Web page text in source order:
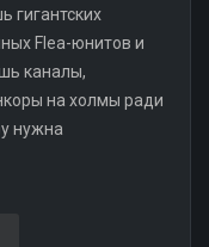
гигантских
Flea-юнитов и
каналы,
на холмы ради
нужна